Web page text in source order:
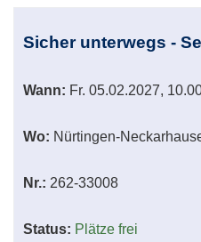
Sicher unterwegs -
Wann: Fr. 05.02.2027,
Wo: Nürtingen-
Nr.: 262-33008
Status: Plätze frei